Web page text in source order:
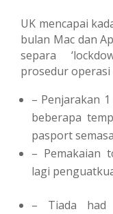
UK mencapai
bulan Mac dan
separa
prosedur operasi
– Penjarakan
beberapa
pasport
– Pemakaian
lagi
– Tiada had